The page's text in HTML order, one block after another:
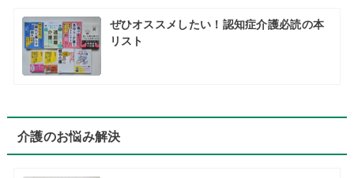
ぜひオススメしたい！認知症介護必読の本
リスト
介護のお悩み解決